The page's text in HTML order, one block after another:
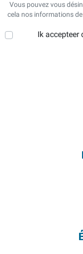
Vous pouvez vous
cela nos informations
Ik accepteer